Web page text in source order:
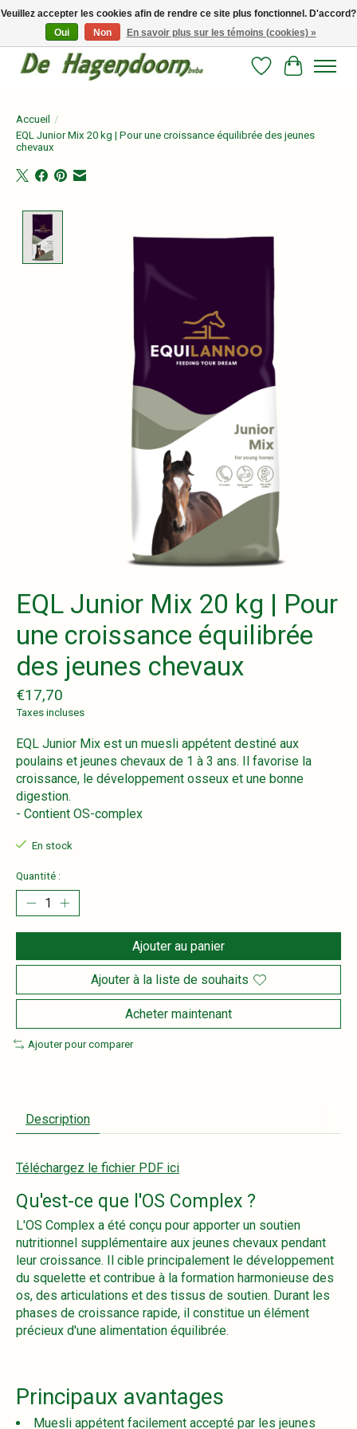
Persoonlijk advies en betrouwbare voeding voor jouw paard!
Liste dePanier
Accueil /
EQL Junior Mix 20 kg | Pour une croissance équilibrée des jeunes
chevaux
EQL Junior Mix 20 kg | Pour
une croissance équilibrée
des jeunes chevaux
€17,70
Taxes incluses
EQL Junior Mix est un muesli appétent destiné aux
poulains et jeunes chevaux de 1 à 3 ans. Il favorise la
croissance, le développement osseux et une bonne
digestion.
- Contient OS-complex
En stock
Quantité :
Ajouter au panier
Ajouter à la liste de souhaits
Acheter maintenant
Ajouter pour comparer
Description
Téléchargez le fichier PDF ici
Qu'est-ce que l'OS Complex ?
L'OS Complex a été conçu pour apporter un soutien
nutritionnel supplémentaire aux jeunes chevaux pendant
leur croissance. Il cible principalement le développement
du squelette et contribue à la formation harmonieuse des
os, des articulations et des tissus de soutien. Durant les
phases de croissance rapide, il constitue un élément
précieux d'une alimentation équilibrée.
Principaux avantages
Muesli appétent facilement accepté par les jeunes
Veuillez accepter les cookies afin de rendre ce site plus fonctionnel. D'accord?
Oui
Non En savoir plus sur les témoins (cookies) »